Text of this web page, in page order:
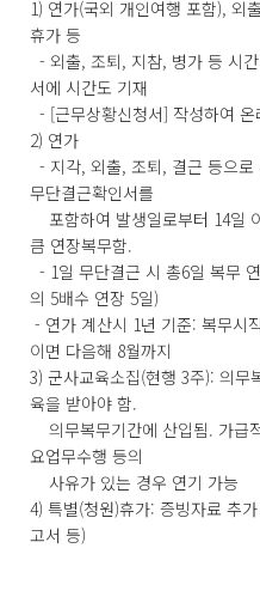
1) 연가(국외 개인여행 포함), 외
휴가 등
- 외출, 조퇴, 지참, 병가 등 시
서에 시간도 기재
- [근무상황신청서] 작성하여
2) 연가
- 지각, 외출, 조퇴, 결근 등으
무단결근확인서를
포함하여 발생일로부터 14일
큼 연장복무함.
- 1일 무단결근 시 총6일 복무
의 5배수 연장 5일)
- 연가 계산시 1년 기준: 복무시
이면 다음해 8월까지
3) 군사교육소집(현행 3주): 의
육을 받아야 함.
의무복무기간에 산입됨. 가급
요업무수행 등의
사유가 있는 경우 연기 가능
4) 특별(청원)휴가: 증빙자료 추
고서 등)